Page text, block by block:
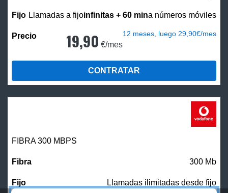
Llamadas a fijoinfinitas + 60 mina números móviles
19,90 €/mes
12 meses, luego 29,90€/mes
CONTRATAR
FIBRA 300 MBPS
300 Mb
Llamadas ilimitadas desde fijo